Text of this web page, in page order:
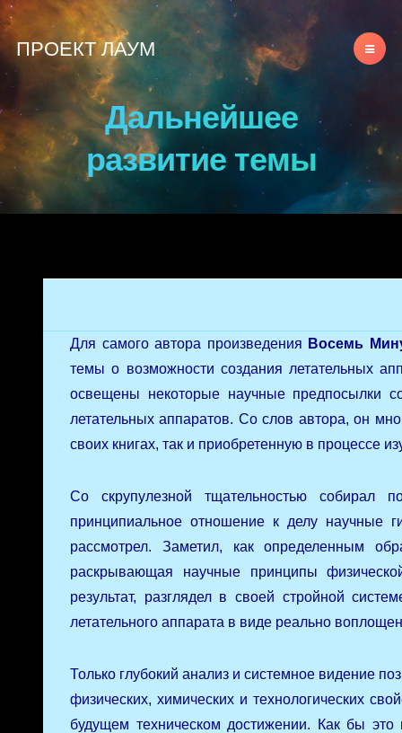
ПРОЕКТ ЛАУМ
Дальнейшее
развитие темы
Для самого автора произведения Восемь
темы о возможности создания летательных
освещены некоторые научные предпосылки
летательных аппаратов. Со слов автора, он
своих книгах, так и приобретенную в процессе
Со скрупулезной тщательностью
принципиальное отношение к делу научные
рассмотрел. Заметил, как определенным
раскрывающая научные принципы
результат, разглядел в своей стройной
летательного аппарата в виде реально
Только глубокий анализ и системное видение
физических, химических и технологических
будущем техническом достижении. Как бы